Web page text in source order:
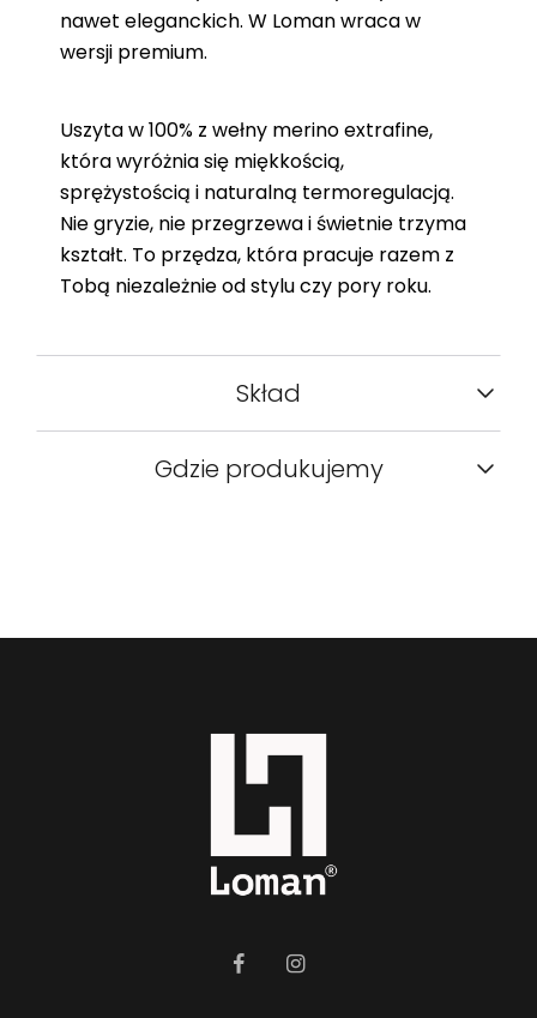
nawet eleganckich. W Loman wraca w
wersji premium.
Uszyta w 100% z wełny merino extrafine,
która wyróżnia się miękkością,
sprężystością i naturalną termoregulacją.
Nie gryzie, nie przegrzewa i świetnie trzyma
kształt. To przędza, która pracuje razem z
Tobą niezależnie od stylu czy pory roku.
Skład
Gdzie produkujemy